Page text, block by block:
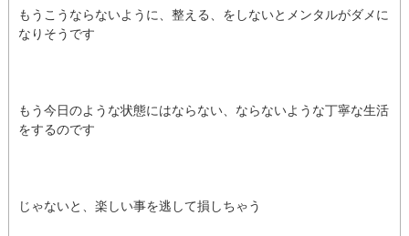
もうこうならないように、整える、をしないとメンタルがダメに
なりそうです
もう今日のような状態にはならない、ならないような丁寧な生活
をするのです
じゃないと、楽しい事を逃して損しちゃう